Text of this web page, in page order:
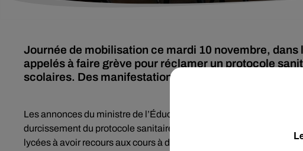
Journée de mobilisation ce mardi 10 novembre,
appelés à faire grève pour réclamer un protocole
scolaires. Des manifestations sont programmées en
Les annonces du ministre de l’Éducation n’étaient pas
durcissement du protocole sanitaire dans les établissements
lycées à avoir recours aux cours à distance, ou à privilégier